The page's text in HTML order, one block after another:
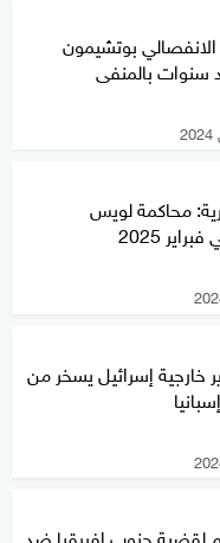
الانفصالي بوتشيمون
سنوات بالمنفى
محاكمة لويس
2025
خارجية إسرائيل يسخر من
لقضية جنوب إفريقيا ضد